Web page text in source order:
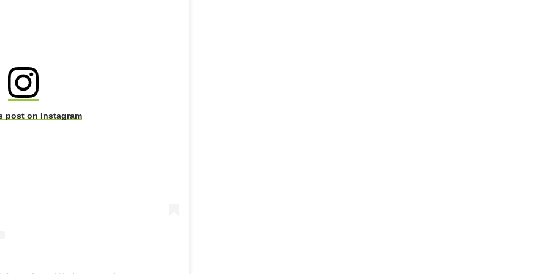
post on Instagram